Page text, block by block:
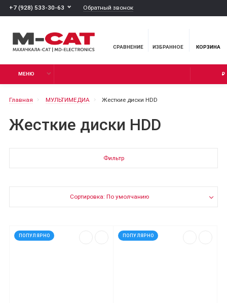
+7 (928) 533-30-63 Обратный звонок
СРАВНЕНИЕ ИЗБРАННОЕ КОРЗИНА
МЕНЮ ₽
Главная МУЛЬТИМЕДИА Жесткие диски HDD
Жесткие диски HDD
Фильтр
Сортировка: По умолчанию
ПОПУЛЯРНО ПОПУЛЯРНО